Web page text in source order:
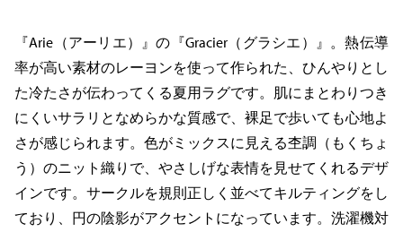
『Arie（アーリエ）』の『Gracier（グラシエ）』。熱伝導
率が高い素材のレーヨンを使って作られた、ひんやりとし
た冷たさが伝わってくる夏用ラグです。肌にまとわりつき
にくいサラリとなめらかな質感で、裸足で歩いても心地よ
さが感じられます。色がミックスに見える杢調（もくちょ
う）のニット織りで、やさしげな表情を見せてくれるデザ
インです。サークルを規則正しく並べてキルティングをし
ており、円の陰影がアクセントになっています。洗濯機対